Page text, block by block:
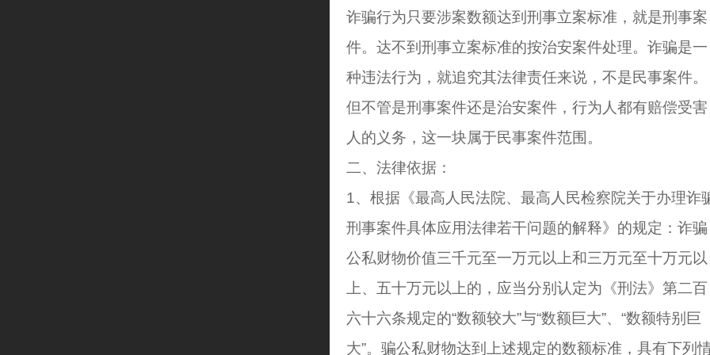
诈骗行为只要涉案数额达到 刑事立案标准，就是刑事案
件。达不到刑事立案标准的按治安案件处理。诈骗是一
种违法行为 ，就追究其法律责任来说，不是民事案件。
但不管是刑事案件还是治安案件， 行为人都有赔偿受害
人 的义务，这一块属于民事案件范围。
二、法律依据：
1、根据《最高人 民法院、最高人民检察院关于办理诈
刑事案件具体应用法律若干问题的解释》的规定：诈骗
公私财物价值三千元至一万元以上和三万元至十万元以
上、五十万元以上的，应当分别认定为《刑法》第二百
六十六条规定的“数额较大”与“数额巨大”、“数额特别巨
大”。骗公私财物达到上述规定的数额标准，具有下列